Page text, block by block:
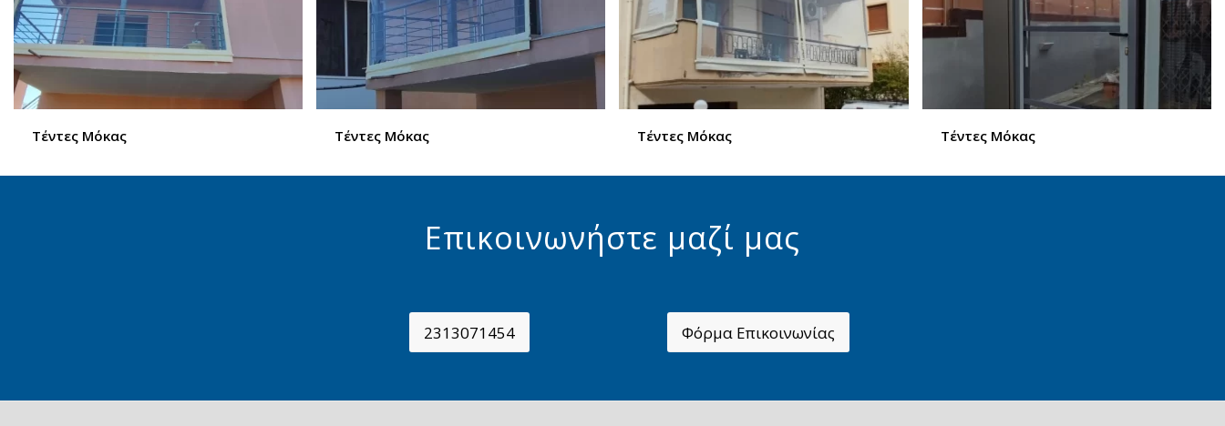
Τέντες Μόκας Τέντες Μόκας Τέντες Μόκας Τέντες Μόκας
Επικοινωνήστε μαζί μας
2313071454 Φόρμα Επικοινωνίας